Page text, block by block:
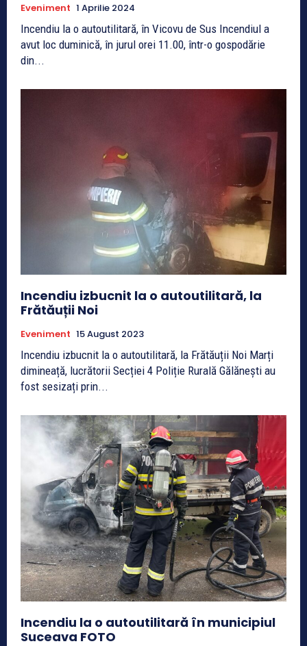
Eveniment 1 Aprilie 2024
Incendiu la o autoutilitară, în Vicovu de Sus Incendiul a
avut loc duminică, în jurul orei 11.00, într-o gospodărie
din...
Incendiu izbucnit la o autoutilitară, la
Frătăuții Noi
Eveniment 15 August 2023
Incendiu izbucnit la o autoutilitară, la Frătăuții Noi Marți
dimineață, lucrătorii Secției 4 Poliție Rurală Gălănești au
fost sesizați prin...
Incendiu la o autoutilitară în municipiul
Suceava FOTO